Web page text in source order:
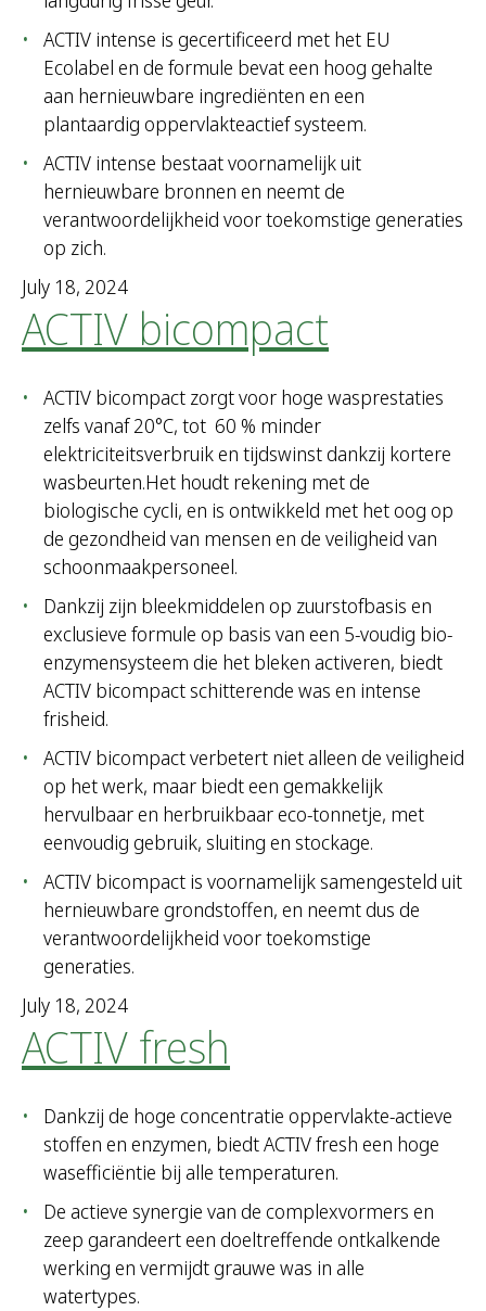
ACTIV intense is gecertificeerd met het EU
Ecolabel en de formule bevat een hoog gehalte
aan hernieuwbare ingrediënten en een
plantaardig oppervlakteactief systeem.
ACTIV intense bestaat voornamelijk uit
hernieuwbare bronnen en neemt de
verantwoordelijkheid voor toekomstige generaties
op zich.
July 18, 2024
ACTIV bicompact
ACTIV bicompact zorgt voor hoge wasprestaties
zelfs vanaf 20°C, tot 60 % minder
elektriciteitsverbruik en tijdswinst dankzij kortere
wasbeurten.Het houdt rekening met de
biologische cycli, en is ontwikkeld met het oog op
de gezondheid van mensen en de veiligheid van
schoonmaakpersoneel.
Dankzij zijn bleekmiddelen op zuurstofbasis en
exclusieve formule op basis van een 5-voudig bio-
enzymensysteem die het bleken activeren, biedt
ACTIV bicompact schitterende was en intense
frisheid.
ACTIV bicompact verbetert niet alleen de veiligheid
op het werk, maar biedt een gemakkelijk
hervulbaar en herbruikbaar eco-tonnetje, met
eenvoudig gebruik, sluiting en stockage.
ACTIV bicompact is voornamelijk samengesteld uit
hernieuwbare grondstoffen, en neemt dus de
verantwoordelijkheid voor toekomstige
generaties.
July 18, 2024
ACTIV fresh
Dankzij de hoge concentratie oppervlakte-actieve
stoffen en enzymen, biedt ACTIV fresh een hoge
wasefficiëntie bij alle temperaturen.
De actieve synergie van de complexvormers en
zeep garandeert een doeltreffende ontkalkende
werking en vermijdt grauwe was in alle
watertypes.